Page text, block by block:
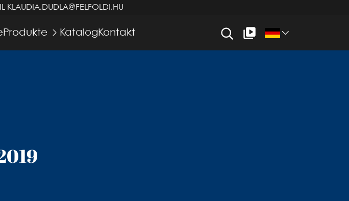
KLAUDIA.DUDLA@FELFOLDI.HU
Produkte Katalog Kontakt